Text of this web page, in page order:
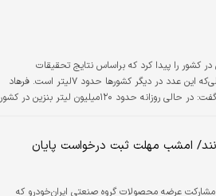
کشور را پیدا کرد که براساس نتایج تحقیقات
انجام‌شده، متوسط مصرف سوخت خودروها در ایران در ۱۰۰کیلومتر ۱۰لیتر است درحالی‌که این عدد در دیگر کشورها حدود ۷‌لیتر است. فرهاد
شهرکی در گفت‌وگو با خانه ملت، با اشاره به راهکارهای عبور از ناترازی بنزین در کشور، گفت: در حالی روزانه حدود ۱۲۰میلیون لیتر بنزین در کشور
امشب مهلت ثبت درخواست پایان
مشارکت عرضه محصولات گروه صنعتی ایران‌خودرو که